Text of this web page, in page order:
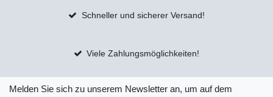
Schneller und sicherer Versand!
Viele Zahlungsmöglichkeiten!
Melden Sie sich zu unserem Newsletter an, um auf dem